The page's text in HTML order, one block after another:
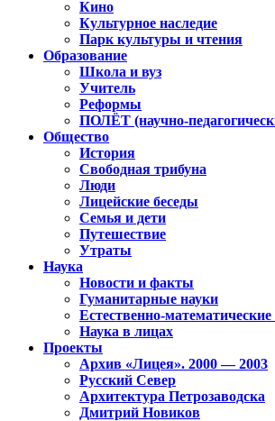
Кино
Культурное наследие
Парк культуры и чтения
Образование
Школа и вуз
Учитель
Реформы
ПОЛЁТ (научно-
Общество
История
Свободная трибуна
Люди
Лицейские беседы
Семья и дети
Путешествие
Утраты
Наука
Новости и факты
Гуманитарные науки
Естественно-математические
Наука в лицах
Проекты
Архив «Лицея». 2000 — 2003
Русский Север
Архитектура Петрозаводска
Дмитрий Новиков